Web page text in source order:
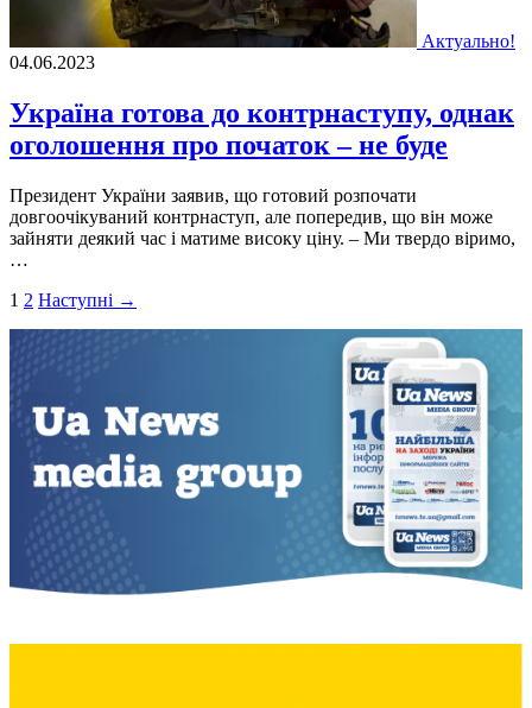
Актуально!
04.06.2023
Україна готова до контрнаступу, однак
оголошення про початок – не буде
Президент України заявив, що готовий розпочати
довгоочiкуваний контрнаступ, але попередив, що вiн може
зайняти деякий час i матиме високу цiну. – Ми твердо вiримо,
…
Пагінація
записів
1 2 Наступні →